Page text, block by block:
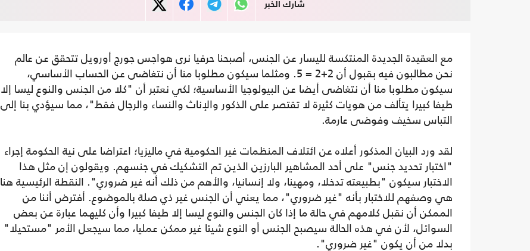
شارك الخبر
مع العقيدة الجديدة المنتكسة لليسار عن الجنس، أصبحنا حرفيا نرى هواجس جورج أورويل تتحقق عن عالم
نحن مطالبون فيه بقبول أن 2+2 = 5. ومثلما سيكون مطلوبا منا أن نتغاضى عن الحساب الأساسي،
سيكون مطلوبا منا أن نتغاضى أيضا عن البيولوجيا الأساسية؛ لكي نعتبر أن "كلا من الجنس والنوع ليسا إلا
طيفا كبيرا يتألف من هويات كثيرة لا تقتصر على الذكور والإناث والنساء والرجال فقط"، مما سيؤدي بنا إلى
التباس سخيف وفوضى عارمة.
لقد ورد البيان المذكور أعلاه عن ائتلاف المنظمات غير الحكومية في ماليزيا؛ اعتراضا على نية الحكومة إجراء
"اختبار تحديد جنس" على أحد المشاهير البارزين الذين تم التشكيك في جنسهم. ويقولون إن مثل هذا
الاختبار سيكون "بطبيعته تدخلا، ومهينا، ولا إنسانيا، والأهم من ذلك أنه غير ضروري". النقطة الرئيسية هنا
هي وصفهم للاختبار بأنه "غير ضروري"، مما يعني أن الجنس غير ذي صلة بالموضوع. أفترض أننا من
الممكن أن نقبل كلامهم في حالة ما إذا كان الجنس والنوع ليسا إلا طيفا كبيرا وأن كليهما عبارة عن بعض
السوائل، لأن في هذه الحالة سيصبح الجنس أو النوع شيئا غير ممكن عمليا، مما سيجعل الأمر "مستحيلا"
بدلا من أن يكون "غير ضروري".